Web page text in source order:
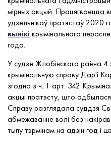
мірных акцый. Працягваецца
удзельнікаў пратэстаў 2020
вынікі крымінальнага
года.
У судзе Жлобінскага раёна 4
крымінальную справу Дар'і
згодна з ч. 1 арт. 342
акцыі пратэсту, што
Справу разглядала суддзя
абмежаванне волі без
тыпу тэрмінам на адзін год і